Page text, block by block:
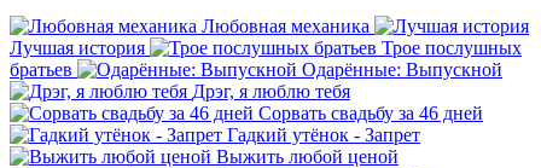
Любовная механика
Лучшая история
Трое послушных
братьев
Одарённые: Выпускной
Дрэг, я люблю тебя
Сорвать свадьбу за 46 дней
Гадкий утёнок - Запрет
Выжить любой ценой